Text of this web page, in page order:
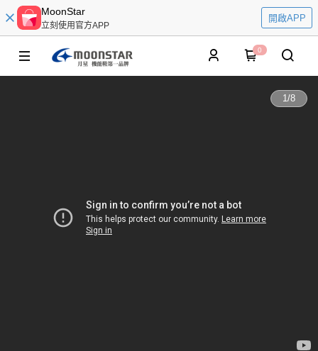
MoonStar
立刻使用官方APP
開啟APP
0
1/8